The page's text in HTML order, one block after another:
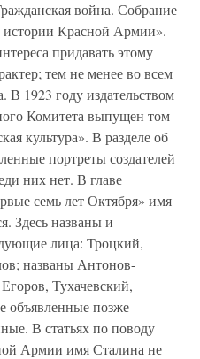
война. Собрание
истории Красной Армии».
придавать этому
тем не менее во всем
В 1923 году издательством
Комитета выпущен том
культура». В разделе об
портреты создателей
них нет. В главе
семь лет Октября» имя
Здесь названы и
лица: Троцкий,
названы Антонов-
Тухачевский,
объявленные позже
В статьях по поводу
Армии имя Сталина не